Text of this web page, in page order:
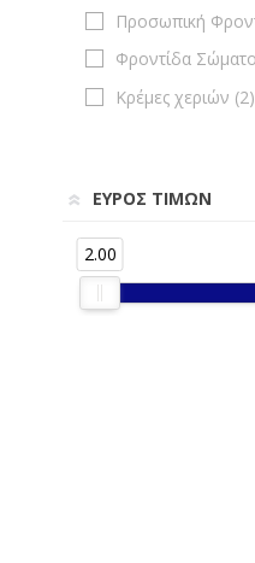
Προσωπική
Φροντίδα
Κρέμες χεριών (2)
ΕΥΡΟΣ ΤΙΜΩΝ
2.00